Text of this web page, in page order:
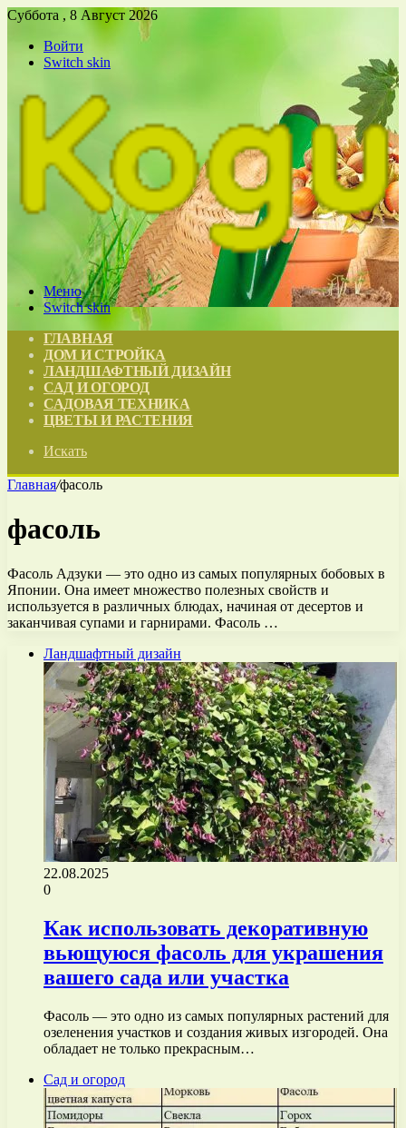
Суббота , 8 Август 2026
Войти
Switch skin
Меню
Switch skin
ГЛАВНАЯ
ДОМ И СТРОЙКА
ЛАНДШАФТНЫЙ ДИЗАЙН
САД И ОГОРОД
САДОВАЯ ТЕХНИКА
ЦВЕТЫ И РАСТЕНИЯ
Искать
Главная/фасоль
фасоль
Фасоль Адзуки — это одно из самых популярных бобовых в
Японии. Она имеет множество полезных свойств и
используется в различных блюдах, начиная от десертов и
заканчивая супами и гарнирами. Фасоль …
Ландшафтный дизайн
22.08.2025
0
Как использовать декоративную
вьющуюся фасоль для украшения
вашего сада или участка
Фасоль — это одно из самых популярных растений для
озеленения участков и создания живых изгородей. Она
обладает не только прекрасным…
Сад и огород